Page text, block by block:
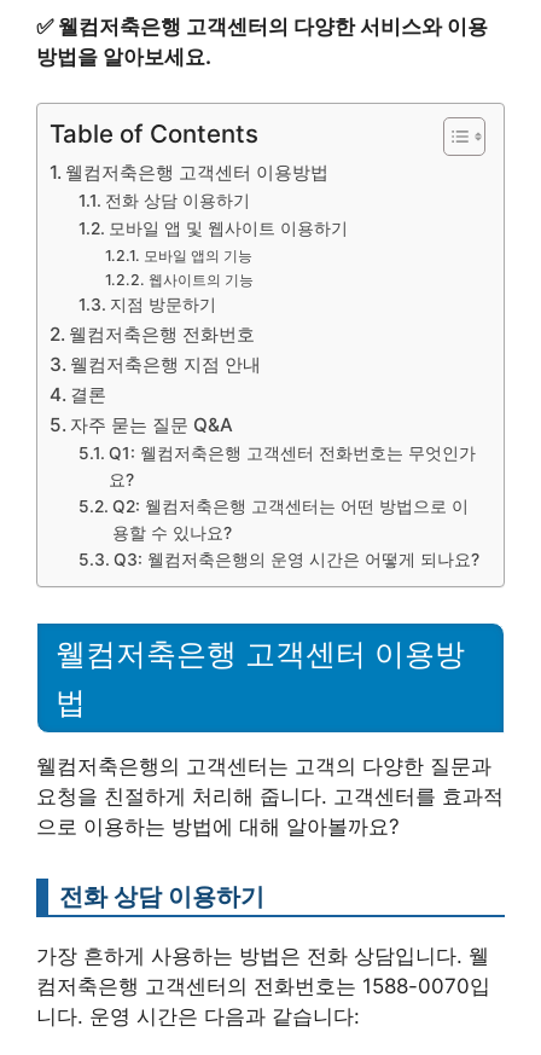
✅ 웰컴저축은행 고객센터의 다양한 서비스와 이용
방법을 알아보세요.
Table of Contents
웰컴저축은행 고객센터 이용방법
전화 상담 이용하기
모바일 앱 및 웹사이트 이용하기
모바일 앱의 기능
웹사이트의 기능
지점 방문하기
웰컴저축은행 전화번호
웰컴저축은행 지점 안내
결론
자주 묻는 질문 Q&A
Q1: 웰컴저축은행 고객센터 전화번호는 무엇인가
요?
Q2: 웰컴저축은행 고객센터는 어떤 방법으로 이
용할 수 있나요?
Q3: 웰컴저축은행의 운영 시간은 어떻게 되나요?
웰컴저축은행 고객센터 이용방
법
웰컴저축은행의 고객센터는 고객의 다양한 질문과
요청을 친절하게 처리해 줍니다. 고객센터를 효과적
으로 이용하는 방법에 대해 알아볼까요?
전화 상담 이용하기
가장 흔하게 사용하는 방법은 전화 상담입니다. 웰
컴저축은행 고객센터의 전화번호는 1588-0070입
니다. 운영 시간은 다음과 같습니다: